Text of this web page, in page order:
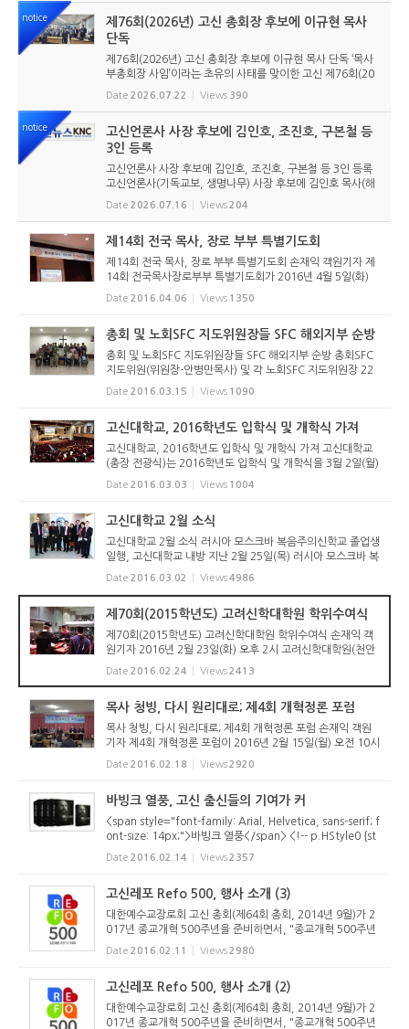
notice
제76회(2026년) 고신 총회장 후보에 이규현 목사
단독
제76회(2026년) 고신 총회장 후보에 이규현 목사 단독 ‘목사
부총회장 사임’이라는 초유의 사태를 맞이한 고신 제76회(20
26년) 총회장 후보에 이규현 목사(인천노회) 단독으로 입후보
했다. 6월 9일 경남마산노회의 추천을 받아 입후보했던 강영
Date 2026.07.22 Views 390
notice
고신언론사 사장 후보에 김인호, 조진호, 구본철 등
3인 등록
고신언론사 사장 후보에 김인호, 조진호, 구본철 등 3인 등록
고신언론사(기독교보, 생명나무) 사장 후보에 김인호 목사(해
오름교회), 조진호 장로(소망교회), 구본철 장로(남서울교회)
가 등록했다. 당초 김희종 목사(유호교회)도 거론되었으나 최
Date 2026.07.16 Views204
제14회 전국 목사, 장로 부부 특별기도회
제14회 전국 목사, 장로 부부 특별기도회 손재익 객원기자 제
14회 전국목사장로부부 특별기도회가 2016년 4월 5일(화)
오후 1시부터 고려신학대학원 대강당에서 열렸다. 전국장로
회연합회가 매년 주관하는 대표적 행사인 기도회는 전국에 흩
Date 2016.04.06 Views 1350
총회 및 노회SFC 지도위원장들 SFC 해외지부 순방
총회 및 노회SFC 지도위원장들 SFC 해외지부 순방 총회SFC
지도위원(위원장-안병만목사) 및 각 노회SFC 지도위원장 22
명이 3월 7(월)-11(금)까지 SFC 보홀지부를 방문했다. 보홀지
부는 2004년부터 필리핀에서 사역을 시작한 13년차 백현두
Date 2016.03.15 Views 1090
고신대학교, 2016학년도 입학식 및 개학식 가져
고신대학교, 2016학년도 입학식 및 개학식 가져 고신대학교
(총장 전광식)는 2016학년도 입학식 및 개학식을 3월 2일(월)
오전 11시 예음관에서 가졌다. 신입생은 학부 949명, 대학원
351명, 여자신학원 20명 총 1,320명이다. 외국인 신입생은
Date 2016.03.03 Views 1004
고신대학교 2월 소식
고신대학교 2월 소식 러시아 모스크바 복음주의신학교 졸업생
일행, 고신대학교 내방 지난 2월 25일(목) 러시아 모스크바 복
음주의신학교 졸업생 일행이 고신대학교(총장 전광식)를 방문
했다. 러시아 복음주의신학교 학장 조동석 선교사(총신대학교
82회 졸업...
Date 2016.03.02 Views4986
제70회(2015학년도) 고려신학대학원 학위수여식
제70회(2015학년도) 고려신학대학원 학위수여식 손재익 객
원기자 2016년 2월 23일(화) 오후 2시 고려신학대학원(천안
시 삼룡동 소재) 대강당에서는 제70회(2015학년도) 고려신학
대학원 학위수여식이 열렸다. 목회학석사(M. Div) 85명, 신
Date 2016.02.24 Views2413
목사 청빙, 다시 원리대로; 제4회 개혁정론 포럼
목사 청빙, 다시 원리대로; 제4회 개혁정론 포럼 손재익 객원
기자 제4회 개혁정론 포럼이 2016년 2월 15일(월) 오전 10시
부터 오후 4시까지 대구산성교회당(담임 황원하 목사)에서 열
렸다. 약 70여 명이 참석하여 성황을 이룬 가운데 “목사의 위
Date 2016.02.18 Views2920
바빙크 열풍, 고신 출신들의 기여가 커
<span style="font-family: Arial, Helvetica, sans-serif; f
ont-size: 14px;">바빙크 열풍</span> <!-- p.HStyle0 {st
yle-name:"바탕글"; margin-top:0.0pt; margin-bottom:
0.0pt; text-align:justify; text-indent:0.0pt; line-heigh
Date 2016.02.14 Views2357
고신레포 Refo 500, 행사 소개 (3)
대한예수교장로회 고신 총회(제64회 총회, 2014년 9월)가 2
017년 종교개혁 500주년을 준비하면서, "종교개혁 500주년
준비위원회"(위원장: 박영호 목사)를 구성하고 2015년 제65
회 총회에서 중요사업을 인준하였습니다. 이에 위 위원회의 주
Date 2016.02.11 Views2980
고신레포 Refo 500, 행사 소개 (2)
대한예수교장로회 고신 총회(제64회 총회, 2014년 9월)가 2
017년 종교개혁 500주년을 준비하면서, "종교개혁 500주년